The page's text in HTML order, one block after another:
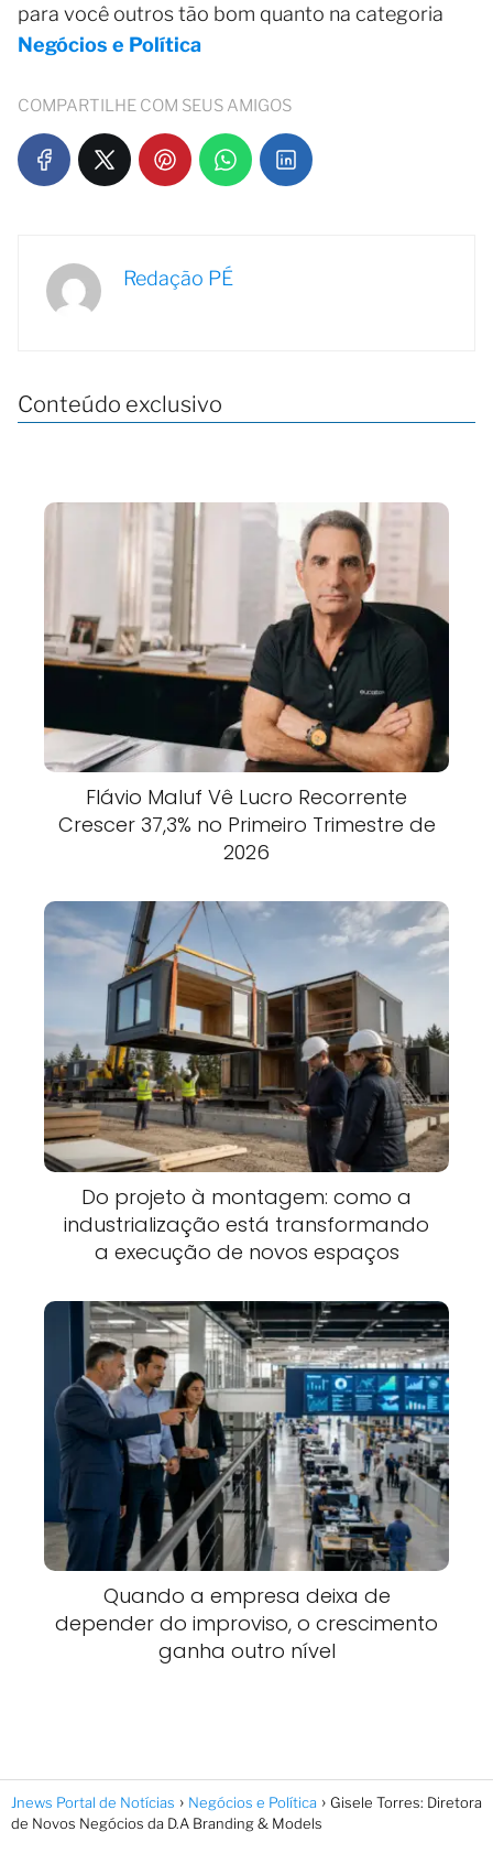
para você outros tão bom quanto na categoria
Negócios e Política
COMPARTILHE COM SEUS AMIGOS
Redação PÉ
Conteúdo exclusivo
Flávio Maluf Vê Lucro Recorrente
Crescer 37,3% no Primeiro Trimestre de
2026
Do projeto à montagem: como a
industrialização está transformando
a execução de novos espaços
Quando a empresa deixa de
depender do improviso, o crescimento
ganha outro nível
Jnews Portal de Notícias Negócios e Política
Gisele Torres: Diretora
de Novos Negócios da D.A Branding & Models